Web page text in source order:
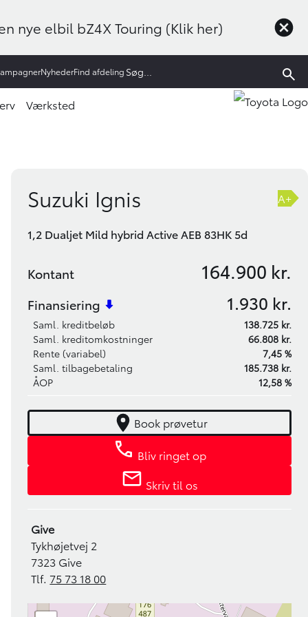
nye elbil bZ4X Touring (Klik her)
NyhederFind afdeling
Værksted
Suzuki Ignis
1,2 Dualjet Mild hybrid Active AEB 83HK 5d
A+
Kontant 164.900 kr.
Finansiering 1.930 kr.
Saml. kreditbeløb
138.725 kr.
Saml. kreditomkostninger
66.808 kr.
Rente (variabel)
7,45 %
Saml. tilbagebetaling
185.738 kr.
ÅOP
12,58 %
Book prøvetur
Bliv ringet op
Skriv til os
Give
Tykhøjetvej 2
7323 Give
Tlf. 75 73 18 00